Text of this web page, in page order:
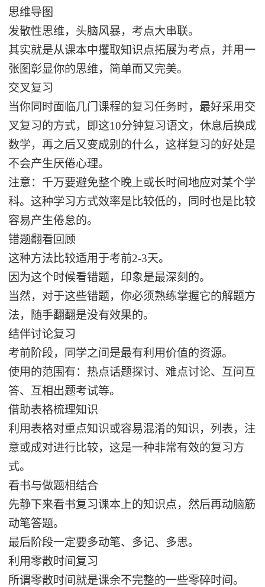
思维导图
发散性思维，头脑风暴，考点大串联。
其实就是从课本中攫取知识点拓展为考点，并用一
张图彰显你的思维，简单而又完美。
交叉复习
当你同时面临几门课程的复习任务时，最好采用交
叉复习的方式，即这10分钟复习语文，休息后换成
数学，再之后又变成别的什么，这样复习的好处是
不会产生厌倦心理。
注意：千万要避免整个晚上或长时间地应对某个学
科。这种学习方式效率是比较低的，同时也是比较
容易产生倦怠的。
错题翻看回顾
这种方法比较适用于考前2-3天。
因为这个时候看错题，印象是最深刻的。
当然，对于这些错题，你必须熟练掌握它的解题方
法，随手翻翻是没有效果的。
结伴讨论复习
考前阶段，同学之间是最有利用价值的资源。
使用的范围有：热点话题探讨、难点讨论、互问互
答、互相出题考试等。
借助表格梳理知识
利用表格对重点知识或容易混淆的知识，列表，注
意或成对进行比较，这是一种非常有效的复习方
式。
看书与做题相结合
先静下来看书复习课本上的知识点，然后再动脑筋
动笔答题。
最后阶段一定要多动笔、多记、多思。
利用零散时间复习
所谓零散时间就是课余不完整的一些零碎时间。